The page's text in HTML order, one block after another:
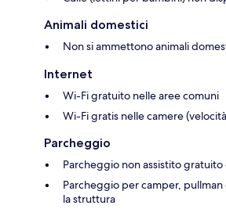
Animali domestici
Non si ammettono animali
Internet
Wi-Fi gratuito nelle aree comuni
Wi-Fi gratis nelle camere
Parcheggio
Parcheggio non assistito
Parcheggio per camper,
la struttura